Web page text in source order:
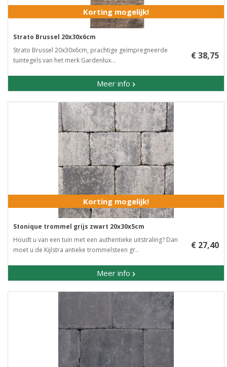
Korting mogelijk!
Strato Brussel 20x30x6cm
Strato Brussel 20x30x6cm, prachtige geïmpregneerde
tuintegels van het merk Gardenlux...
Meer info
€ 38,75
Korting mogelijk!
Stonique trommel grijs zwart 20x30x5cm
Houdt u van een tuin met een authentieke uitstraling? Dan
moet u de Kijlstra antieke trommelsteen gr..
Meer info
€ 27,40